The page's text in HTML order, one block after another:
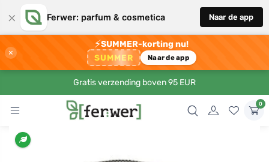
× Ferwer: parfum & cosmetica Naar de app
×
⚡SUMMER-korting nu!
SUMMER Naar de app
Gratis verzending boven 95 EUR
0